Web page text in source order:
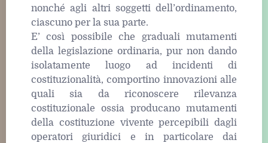
nonché agli altri soggetti dell’ordinamento,
ciascuno per la sua parte.
E’ così possibile che graduali mutamenti
della legislazione ordinaria, pur non dando
isolatamente luogo ad incidenti di
costituzionalità, comportino innovazioni alle
quali sia da riconoscere rilevanza
costituzionale ossia producano mutamenti
della costituzione vivente percepibili dagli
operatori giuridici e in particolare dai